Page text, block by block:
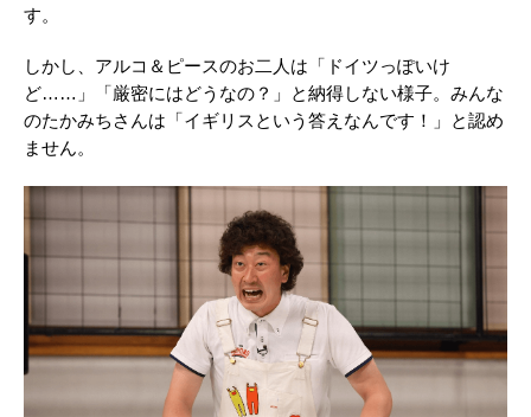
す。
しかし、アルコ＆ピースのお二人は「ドイツっぽいけ
ど……」「厳密にはどうなの？」と納得しない様子。みんな
のたかみちさんは「イギリスという答えなんです！」と認め
ません。